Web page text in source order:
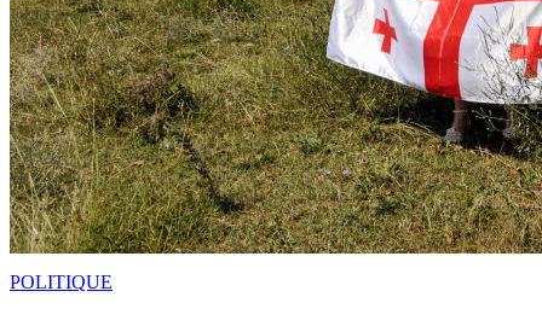
POLITIQUE